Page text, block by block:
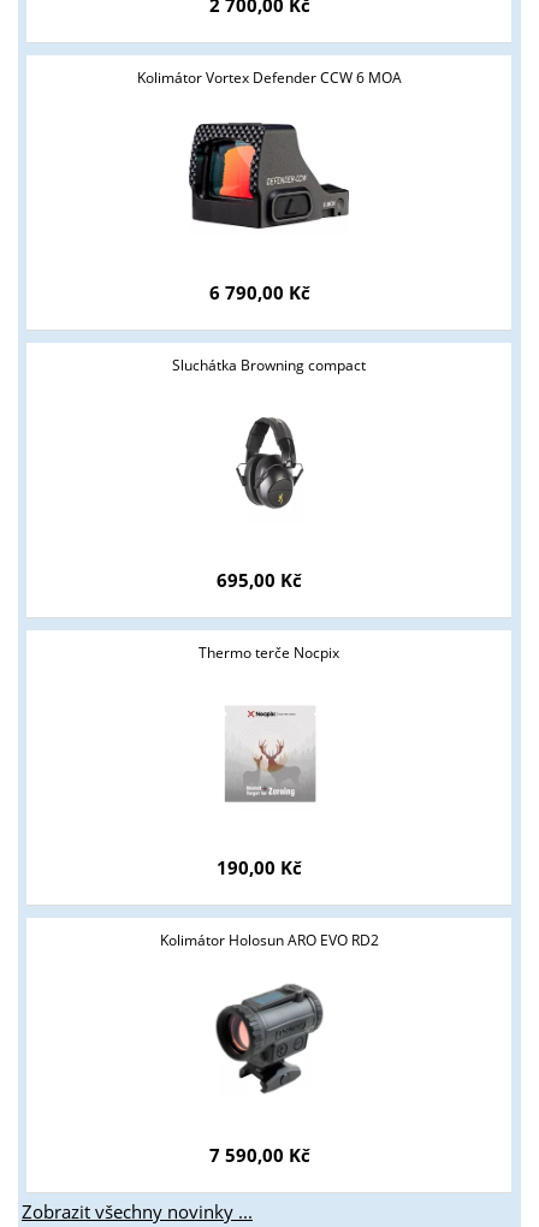
2 700,00 Kč
Kolimátor Vortex Defender CCW 6 MOA
6 790,00 Kč
Sluchátka Browning compact
695,00 Kč
Thermo terče Nocpix
190,00 Kč
Kolimátor Holosun ARO EVO RD2
7 590,00 Kč
Zobrazit všechny novinky ...
Tyto stránky jsou určeny pouze odborné veřejnosti od 18 let a
podnikatelům v oblasti zbraně a střelivo. Splňujete tyto
podmínky?